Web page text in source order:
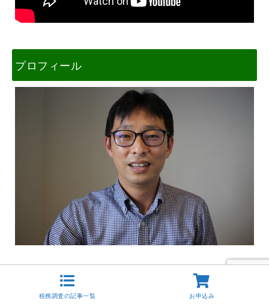
プロフィール
にしています。 東京税理士会 神田支部 税理士登録番号
118476。 14年間の税理士事務所勤務を経て独立開業。従業員を
税務調査の記事一覧 お申込み